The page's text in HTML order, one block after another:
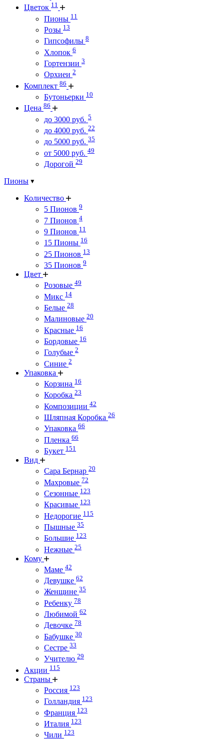
Цветок 11
Пионы 11
Розы 13
Гипсофилы 8
Хлопок 6
Гортензии 3
Орхиеи 2
Комплект 86
Бутоньерки 10
Цена 86
до 3000 руб. 5
до 4000 руб. 22
до 5000 руб. 35
от 5000 руб. 49
Дорогой 29
Пионы
Количество
5 Пионов 9
7 Пионов 4
9 Пионов 11
15 Пионы 16
25 Пионов 13
35 Пионов 9
Цвет
Розовые 49
Микс 14
Белые 28
Малиновые 20
Красные 16
Бордовые 16
Голубые 2
Синие 2
Упаковка
Корзина 16
Коробка 23
Композиции 42
Шляпная Коробка 26
Упаковка 66
Пленка 66
Букет 151
Вид
Сара Бернар 20
Махровые 72
Сезонные 123
Красивые 123
Недорогие 115
Пышные 35
Большие 123
Нежные 25
Кому
Маме 42
Девушке 62
Женщине 35
Ребенку 78
Любимой 62
Девочке 78
Бабушке 30
Сестре 33
Учителю 29
Акции 115
Страны
Россия 123
Голландия 123
Франция 123
Италия 123
Чили 123